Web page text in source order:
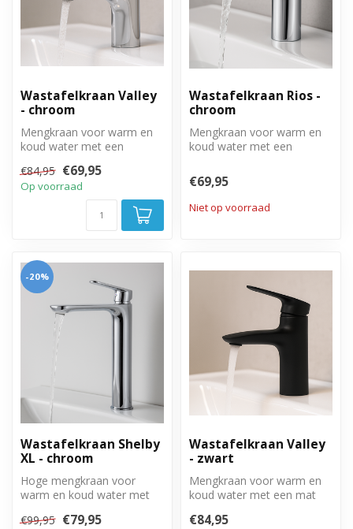
Wastafelkraan Valley
- chroom
Mengkraan voor warm en
koud water met een
€84,95 €69,95
Op voorraad
Wastafelkraan Rios -
chroom
Mengkraan voor warm en
koud water met een
€69,95
Niet op voorraad
-20%
Wastafelkraan Shelby
XL - chroom
Hoge mengkraan voor
warm en koud water met
€99,95 €79,95
Wastafelkraan Valley
- zwart
Mengkraan voor warm en
koud water met een mat
€84,95